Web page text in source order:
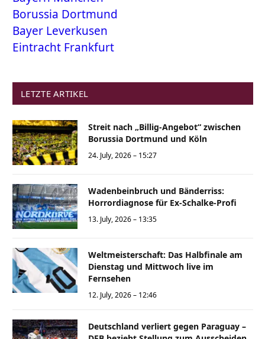
Borussia Dortmund
Bayer Leverkusen
Eintracht Frankfurt
LETZTE ARTIKEL
Streit nach „Billig-Angebot“ zwischen
Borussia Dortmund und Köln
24. July, 2026 – 15:27
Wadenbeinbruch und Bänderriss:
Horrordiagnose für Ex-Schalke-Profi
13. July, 2026 – 13:35
Weltmeisterschaft: Das Halbfinale am
Dienstag und Mittwoch live im
Fernsehen
12. July, 2026 – 12:46
Deutschland verliert gegen Paraguay –